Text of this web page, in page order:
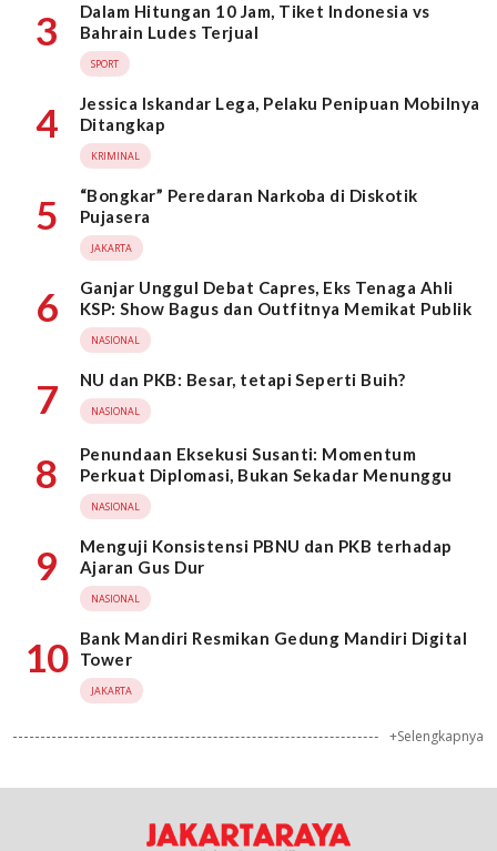
3
Dalam Hitungan 10 Jam, Tiket Indonesia vs
Bahrain Ludes Terjual
SPORT
4
Jessica Iskandar Lega, Pelaku Penipuan Mobilnya
Ditangkap
KRIMINAL
5
“Bongkar” Peredaran Narkoba di Diskotik
Pujasera
JAKARTA
6
Ganjar Unggul Debat Capres, Eks Tenaga Ahli
KSP: Show Bagus dan Outfitnya Memikat Publik
NASIONAL
7 NU dan PKB: Besar, tetapi Seperti Buih?
NASIONAL
8
Penundaan Eksekusi Susanti: Momentum
Perkuat Diplomasi, Bukan Sekadar Menunggu
NASIONAL
9
Menguji Konsistensi PBNU dan PKB terhadap
Ajaran Gus Dur
NASIONAL
10
Bank Mandiri Resmikan Gedung Mandiri Digital
Tower
JAKARTA
+Selengkapnya